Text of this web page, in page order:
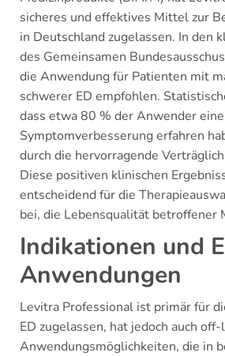
sicheres und effektives Mittel zur
in Deutschland zugelassen. In den
des Gemeinsamen
die Anwendung für Patienten mit
schwerer ED empfohlen.
dass etwa 80 % der Anwender
Symptomverbesserung erfahren
durch die hervorragende
Diese positiven klinischen
entscheidend für die
bei, die Lebensqualität betroffener
Indikationen und
Anwendungen
Levitra Professional ist primär für
ED zugelassen, hat jedoch auch
Anwendungsmöglichkeiten, die in